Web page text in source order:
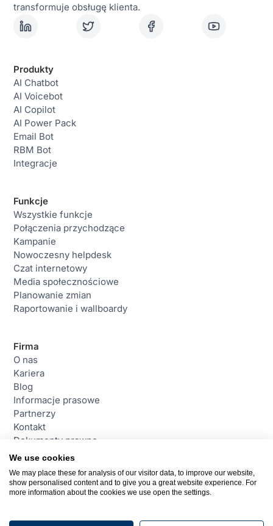
transformuje obsługę klienta.
Produkty
AI Chatbot
AI Voicebot
AI Copilot
AI Power Pack
Email Bot
RBM Bot
Integracje
Funkcje
Wszystkie funkcje
Połączenia przychodzące
Kampanie
Nowoczesny helpdesk
Czat internetowy
Media społecznościowe
Planowanie zmian
Raportowanie i wallboardy
Firma
O nas
Kariera
Blog
Informacje prasowe
Partnerzy
Kontakt
Dokumenty prawne
Contact
daktela@daktela.pl
Warszawa, Polska
We use cookies
We may place these for analysis of our visitor data, to improve our website,
show personalised content and to give you a great website experience. For
more information about the cookies we use open the settings.